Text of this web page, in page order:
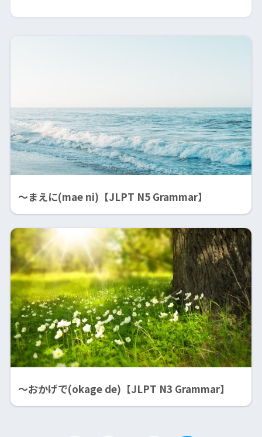
～まえに(mae ni)【JLPT N5 Grammar】
～おかげで(okage de)【JLPT N3 Grammar】